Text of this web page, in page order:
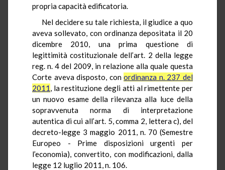
propria capacità edificatoria.
Nel decidere su tale richiesta, il giudice a quo
aveva sollevato, con ordinanza depositata il 20
dicembre 2010, una prima questione di
legittimità costituzionale dell’art. 2 della legge
reg. n. 4 del 2009, in relazione alla quale questa
Corte aveva disposto, conordinanza n. 237 del
2011, la restituzione degli atti al rimettente per
un nuovo esame della rilevanza alla luce della
sopravvenuta norma di interpretazione
autentica di cui all’art. 5, comma 2, lettera c), del
decreto-legge 3 maggio 2011, n. 70 (Semestre
Europeo - Prime disposizioni urgenti per
l’economia), convertito, con modificazioni, dalla
legge 12 luglio 2011, n. 106.